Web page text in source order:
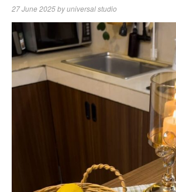
27 June 2025byuniversal studio